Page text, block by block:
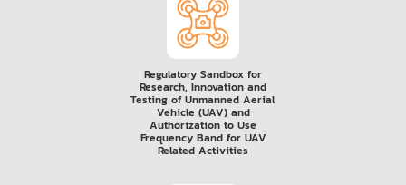
Regulatory Sandbox for
Research, Innovation and
Testing of Unmanned Aerial
Vehicle (UAV) and
Authorization to Use
Frequency Band for UAV
Related Activities